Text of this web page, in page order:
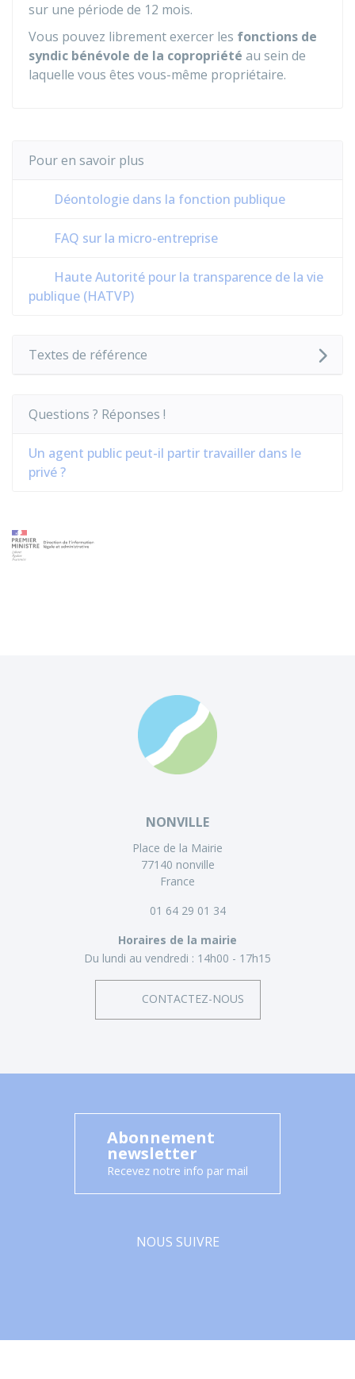
sur une période de 12 mois.
Vous pouvez librement exercer les fonctions de
syndic bénévole de la copropriété au sein de
laquelle vous êtes vous-même propriétaire.
Pour en savoir plus
Déontologie dans la fonction publique
FAQ sur la micro-entreprise
Haute Autorité pour la transparence de la vie
publique (HATVP)
Textes de référence
Questions ? Réponses !
Un agent public peut-il partir travailler dans le
privé ?
NONVILLE
Place de la Mairie
77140 nonville
France
01 64 29 01 34
Horaires de la mairie
Du lundi au vendredi : 14h00 - 17h15
CONTACTEZ-NOUS
Abonnement
newsletter
Recevez notre info par mail
NOUS SUIVRE